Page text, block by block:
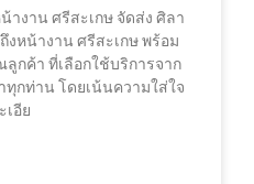
างาน ศรีสะเกษ จัดส่ง ศิลา
งหน้างาน ศรีสะเกษ พร้อม
ค้า ที่เลือกใช้บริการจาก
ทุกท่าน โดยเน้นความใส่ใจ
เอีย